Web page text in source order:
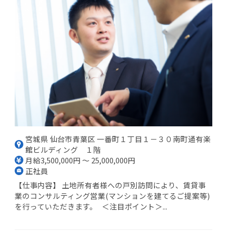
宮城県 仙台市青葉区 一番町１丁目１－３０南町通有楽
館ビルディング １階
月給3,500,000円 ～ 25,000,000円
正社員
【仕事内容】 土地所有者様への戸別訪問により、賃貸事
業のコンサルティング営業(マンションを建てるご提案等)
を行っていただきます。 ＜注目ポイント＞...